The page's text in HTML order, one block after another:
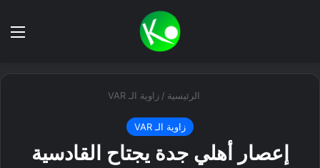
الرئيسية / زاوية الـ VAR
زاوية الـ VAR
إعصار أهلي جدة يجتاح القادسية